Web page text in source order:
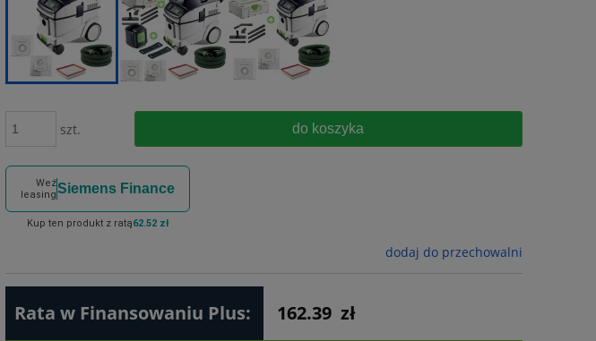
szt. do koszyka
Weź
leasingSiemens Finance
Kup ten produkt z ratą62.52 zł
dodaj do przechowalni
Rata w Finansowaniu Plus: 162.39 zł